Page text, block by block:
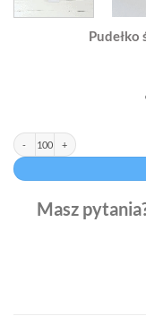
Pudełko
Pudełko świąteczne na wino
Masz